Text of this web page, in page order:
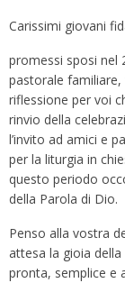
Carissimi giovani
promessi sposi nel
pastorale familiare,
riflessione per voi
rinvio della
l’invito ad amici e
per la liturgia in
questo periodo
della Parola di Dio.
Penso alla vostra
attesa la gioia
pronta, semplice e